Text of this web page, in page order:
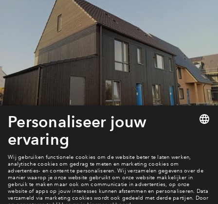
Inloggen
Beijk het woningaanbod
Ook hier wonen?